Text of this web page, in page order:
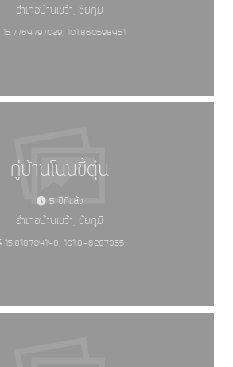
อำเภอบ้านเขว้า, ชัยภูมิ
15.7764797029, 101.860598451
กู่บ้านโนนขี้ตุ๋น
5 ปีที่แล้ว
อำเภอบ้านเขว้า, ชัยภูมิ
15.818704148, 101.846287355